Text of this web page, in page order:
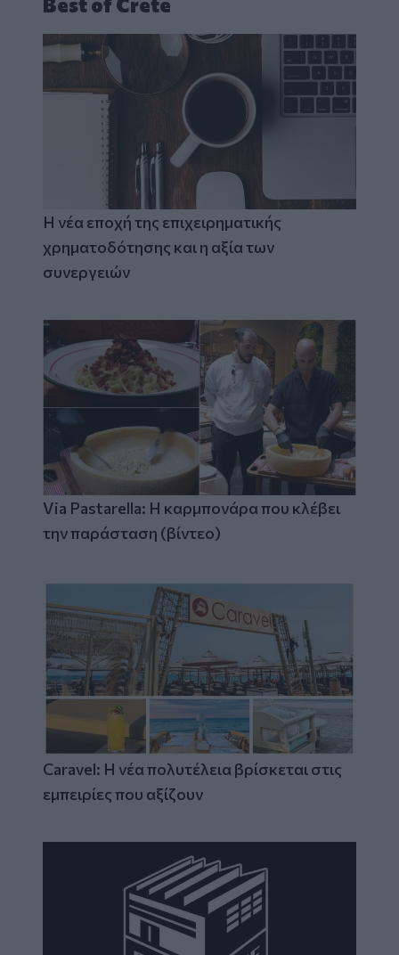
Best of Crete
Η νέα εποχή της επιχειρηματικής
χρηματοδότησης και η αξία των
συνεργειών
Via Pastarella: Η καρμπονάρα που κλέβει
την παράσταση (βίντεο)
Caravel: Η νέα πολυτέλεια βρίσκεται στις
εμπειρίες που αξίζουν